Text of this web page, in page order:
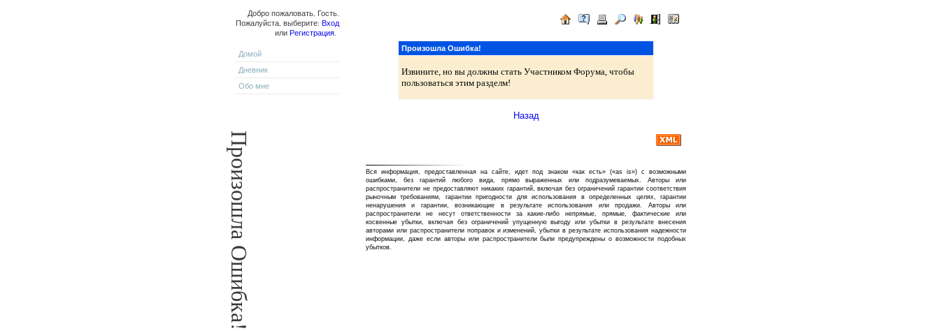
Добро пожаловать, Гость.
Пожалуйста, выберите: Вход
или Регистрация.
Домой
Дневник
Обо мне
Произошла Ошибка!
Произошла Ошибка!
Извините, но вы должны стать Участником Форума, чтобы
пользоваться этим разделм!
Назад
Вся информация, предоставленная на сайте, идет под знаком «как есть» («as is») с возможными
ошибками, без гарантий любого вида, прямо выраженных или подразумеваемых. Авторы или
распространители не предоставляют никаких гарантий, включая без ограничений гарантии соответствия
рыночным требованиям, гарантии пригодности для использования в определенных целях, гарантии
ненарушения и гарантии, возникающие в результате использования или продажи. Авторы или
распространители не несут ответственности за какие-либо непрямые, прямые, фактические или
косвенные убытки, включая без ограничений упущенную выгоду или убытки в результате внесения
авторами или распространители поправок и изменений, убытки в результате использования надежности
информации, даже если авторы или распространители были предупреждены о возможности подобных
убытков.